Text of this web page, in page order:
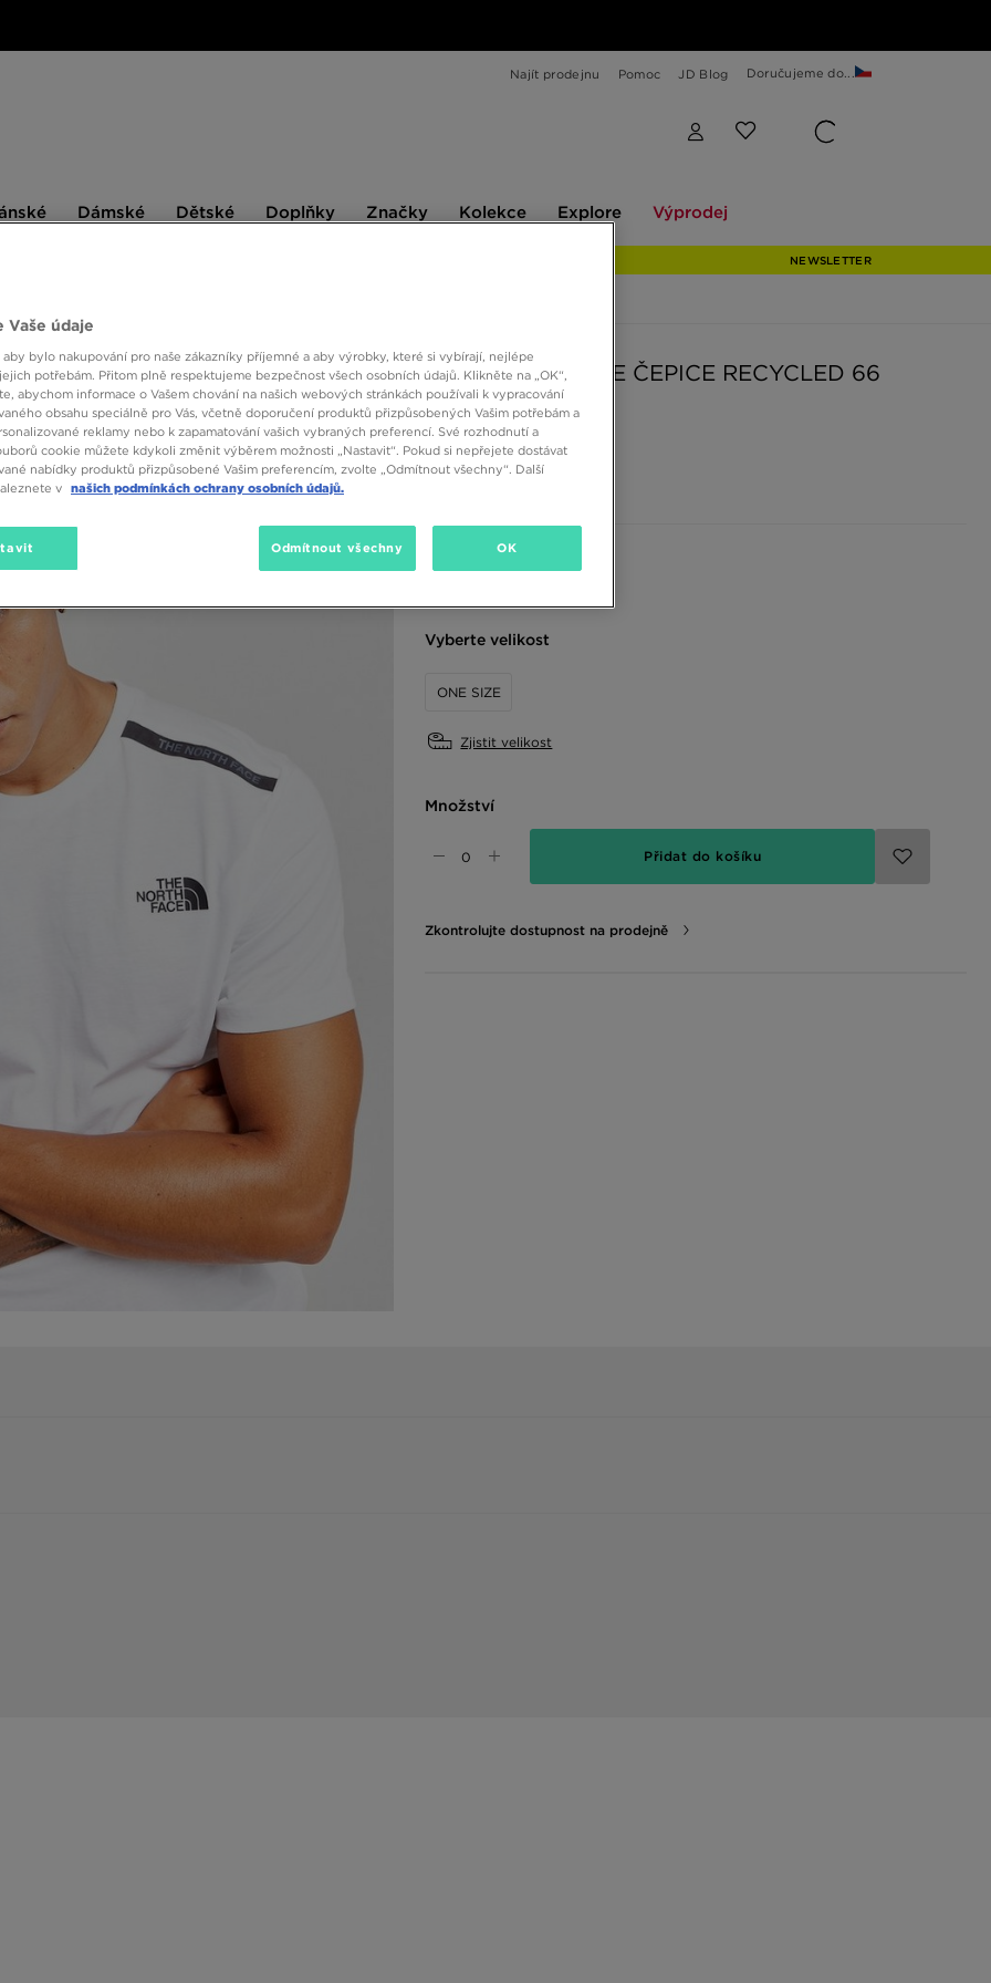
Najít prodejnu Pomoc JD Blog Doručujeme do...
Dámské Dětské Doplňky Značky Kolekce Explore Výprodej
NEWSLETTER
THE NORTH FACE ČEPICE RECYCLED 66
CLASSIC HAT
490 Kč
Vyberte velikost
ONE SIZE
Zjistit velikost
Množství
Přidat do košíku
Zkontrolujte dostupnost na prodejně
Vaše údaje
aby bylo nakupování pro naše zákazníky příjemné a aby výrobky, které si vybírají, nejlépe
potřebám. Přitom plně respektujeme bezpečnost všech osobních údajů. Klikněte na „OK“,
abychom informace o Vašem chování na našich webových stránkách používali k vypracování
obsahu speciálně pro Vás, včetně doporučení produktů přizpůsobených Vašim potřebám a
reklamy nebo k zapamatování vašich vybraných preferencí. Své rozhodnutí a
cookie můžete kdykoli změnit výběrem možnosti „Nastavit“. Pokud si nepřejete dostávat
nabídky produktů přizpůsobené Vašim preferencím, zvolte „Odmítnout všechny“. Další
v našich podmínkách ochrany osobních údajů.
Odmítnout všechny OK